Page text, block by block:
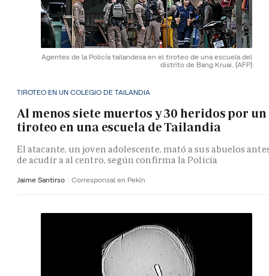
Agentes de la Policía tailandesa en el tiroteo de una escuela del
distrito de Bang Kruai. (AFP)
TIROTEO EN UN COLEGIO DE TAILANDIA
Al menos siete muertos y 30 heridos por un
tiroteo en una escuela de Tailandia
El atacante, un joven adolescente, mató a sus abuelos
de acudir a al centro, según confirma la Policía
Jaime Santirso Corresponsal en Pekín